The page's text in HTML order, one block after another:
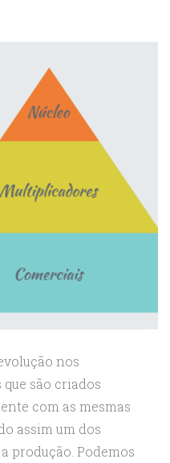
nos
são criados
com as mesmas
assim um dos
produção. Podemos